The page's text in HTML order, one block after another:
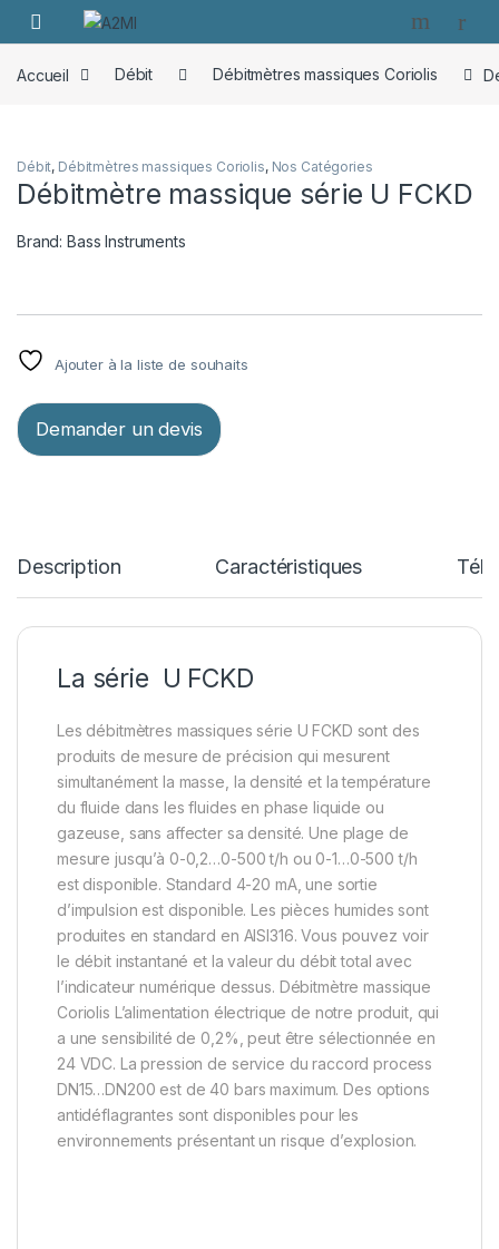
Skip to navigation
Skip to content
Accueil Débit Débitmètres massiques Coriolis
Débit, Débitmètres massiques Coriolis, Nos Catégories
Débitmètre massique série U FCKD
Brand:Bass Instruments
Ajouter à la liste de souhaits
Demander un devis
Description Caractéristiques
La série U FCKD
Les débitmètres massiques série U FCKD sont des
produits de mesure de précision qui mesurent
simultanément la masse, la densité et la température
du fluide dans les fluides en phase liquide ou
gazeuse, sans affecter sa densité. Une plage de
mesure jusqu’à 0-0,2…0-500 t/h ou 0-1…0-500 t/h
est disponible. Standard 4-20 mA, une sortie
d’impulsion est disponible. Les pièces humides sont
produites en standard en AISI316. Vous pouvez voir
le débit instantané et la valeur du débit total avec
l’indicateur numérique dessus. Débitmètre massique
Coriolis L’alimentation électrique de notre produit, qui
a une sensibilité de 0,2%, peut être sélectionnée en
24 VDC. La pression de service du raccord process
DN15…DN200 est de 40 bars maximum. Des options
antidéflagrantes sont disponibles pour les
environnements présentant un risque d’explosion.